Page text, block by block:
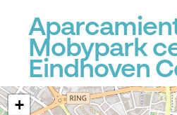
Mobypark
Eindhoven
+